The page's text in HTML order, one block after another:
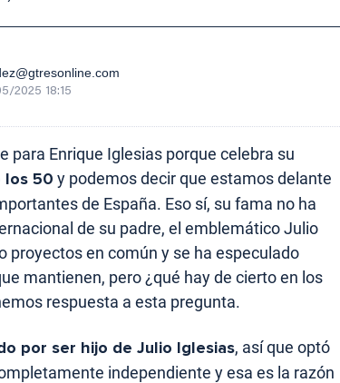
2025 18:15
para Enrique Iglesias porque celebra su
los 50 y podemos decir que estamos delante
de España. Eso sí, su fama no ha
de su padre, el emblemático Julio
proyectos en común y se ha especulado
mantienen, pero ¿qué hay de cierto en los
respuesta a esta pregunta.
por ser hijo de Julio Iglesias, así que optó
independiente y esa es la razón